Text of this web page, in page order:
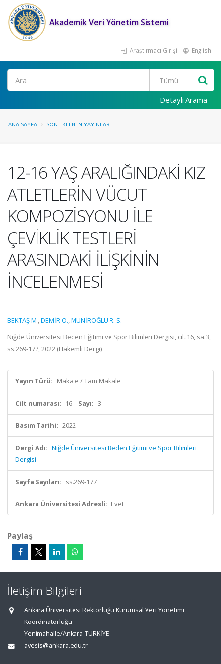
Akademik Veri Yönetim Sistemi
Araştırmacı Girişi English
Ara
Detaylı Arama
ANA SAYFA SON EKLENEN YAYINLAR
12-16 YAŞ ARALIĞINDAKİ KIZ
ATLETLERİN VÜCUT
KOMPOZİSYONU İLE
ÇEVİKLİK TESTLERİ
ARASINDAKİ İLİŞKİNİN
İNCELENMESİ
BEKTAŞ M.,DEMİR O.,MÜNİROĞLU R. S.
Niğde Üniversitesi Beden Eğitimi ve Spor Bilimleri Dergisi, cilt.16, sa.3,
ss.269-177, 2022 (Hakemli Dergi)
Yayın Türü: Makale / Tam Makale
Cilt numarası: 16 Sayı: 3
Basım Tarihi: 2022
Dergi Adı: Niğde Üniversitesi Beden Eğitimi ve Spor Bilimleri
Dergisi
Sayfa Sayıları: ss.269-177
Ankara Üniversitesi Adresli: Evet
Paylaş
İletişim Bilgileri
Ankara Üniversitesi Rektörlüğü Kurumsal Veri Yönetimi
Koordinatörlüğü
Yenimahalle/Ankara-TÜRKİYE
avesis@ankara.edu.tr